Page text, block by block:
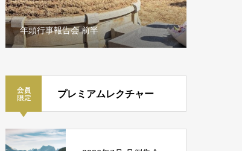
年頭行事報告会 前半
プレミアムレクチャー